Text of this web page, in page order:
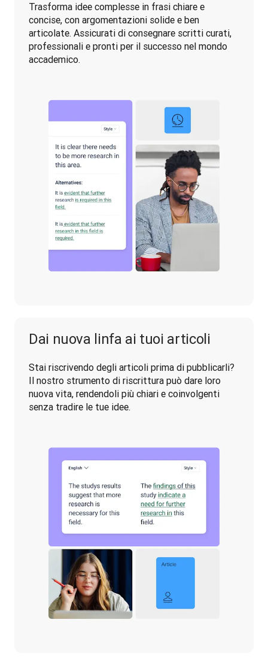
Trasforma idee complesse in frasi chiare e
concise, con argomentazioni solide e ben
articolate. Assicurati di consegnare scritti curati,
professionali e pronti per il successo nel mondo
accademico.
Dai nuova linfa ai tuoi articoli
Stai riscrivendo degli articoli prima di pubblicarli?
Il nostro strumento di riscrittura può dare loro
nuova vita, rendendoli più chiari e coinvolgenti
senza tradire le tue idee.